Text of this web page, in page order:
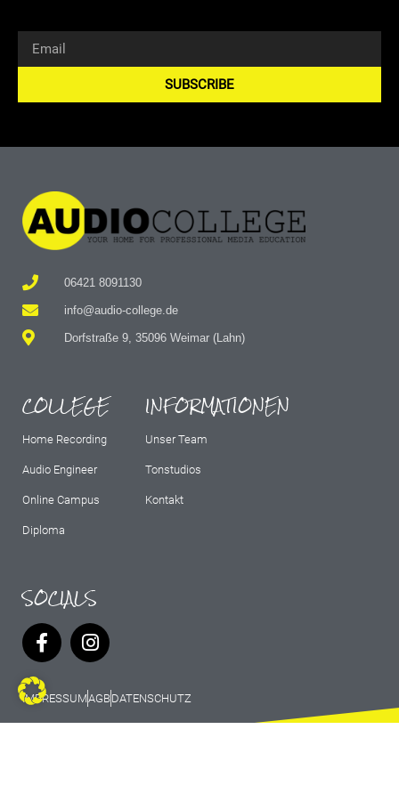
SUBSCRIBE
06421 8091130
info@audio-college.de
Dorfstraße 9, 35096 Weimar (Lahn)
COLLEGE
Home Recording
Audio Engineer
Online Campus
Diploma
INFORMATIONEN
Unser Team
Tonstudios
Kontakt
SOCIALS
IMPRESSUMAGBDATENSCHUTZ